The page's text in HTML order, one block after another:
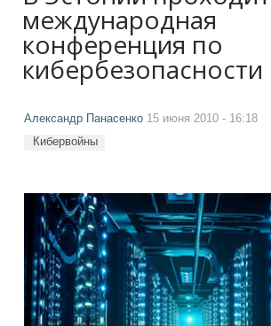
международная
конференция по
кибербезопаcности
Александр Панасенко 15 июня 2010 - 16:18
Кибервойны